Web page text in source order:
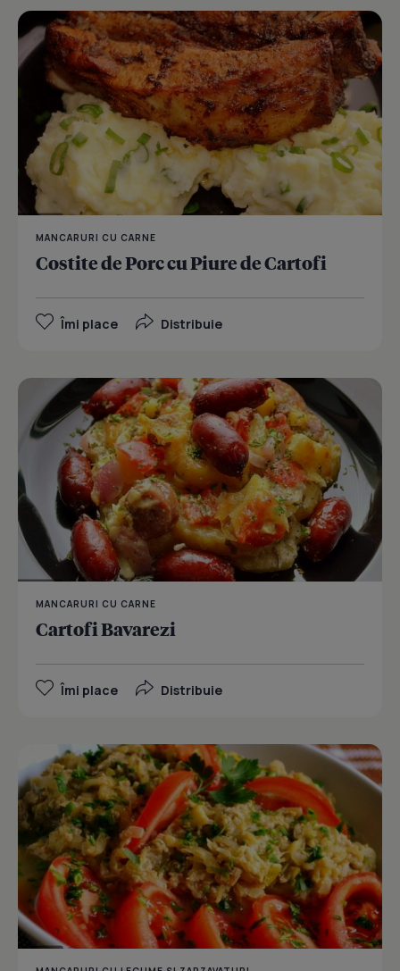
MANCARURI CU CARNE
Costite de Porc cu Piure de Cartofi
Îmi place Distribuie
MANCARURI CU CARNE
Cartofi Bavarezi
Îmi place Distribuie